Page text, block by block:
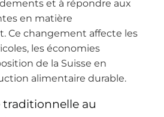
et à répondre aux
en matière
Ce changement affecte les
les économies
de la Suisse en
alimentaire durable.
traditionnelle au